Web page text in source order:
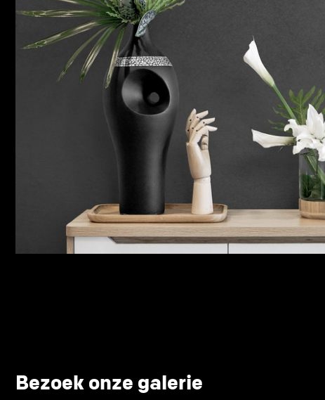
Bezoek onze galerie